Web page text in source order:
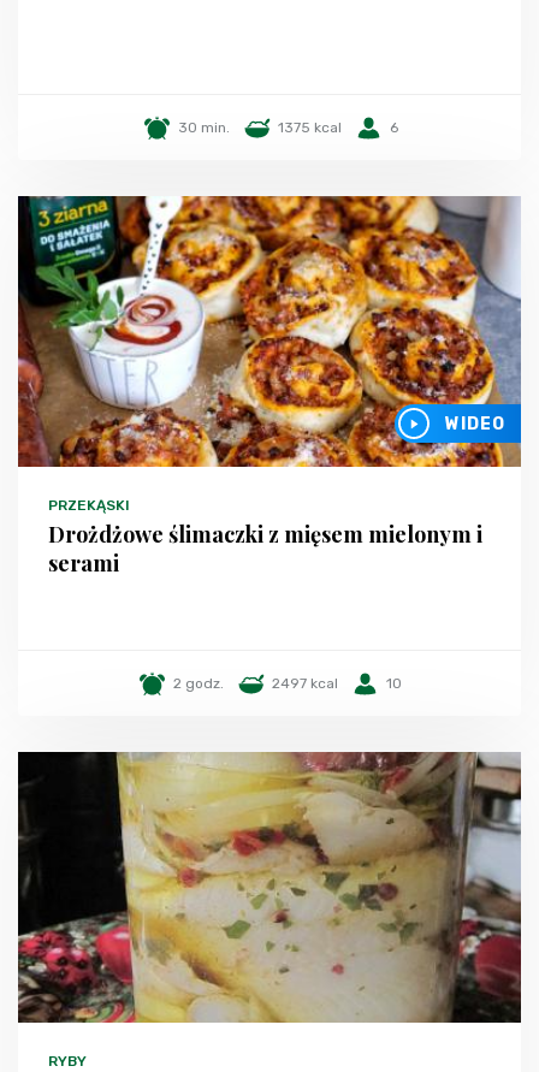
30 min. 1375 kcal 6
WIDEO
PRZEKĄSKI
Drożdżowe ślimaczki z mięsem mielonym i
serami
2 godz. 2497 kcal 10
RYBY